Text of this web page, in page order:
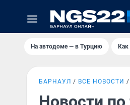
На автодоме — в Турцию
БАРНАУЛ ВСЕ НОВОСТИ